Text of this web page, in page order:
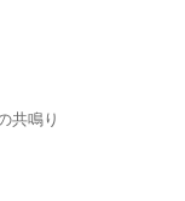
共鳴り